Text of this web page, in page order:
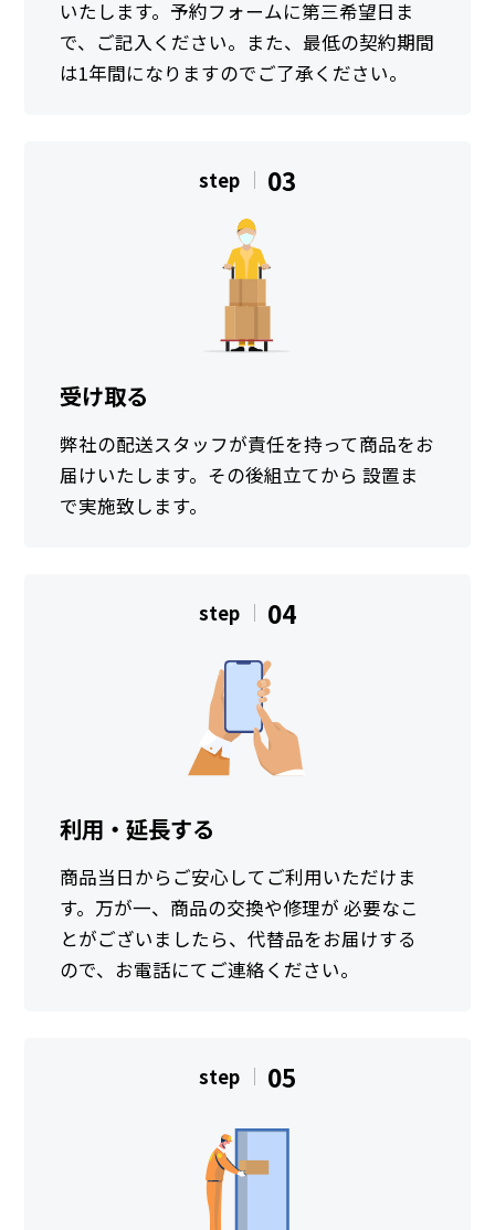
いたします。予約フォームに第三希望日ま
で、ご記入ください。また、最低の契約期間
は1年間になりますのでご了承ください。
step 03
受け取る
弊社の配送スタッフが責任を持って商品をお
届けいたします。その後組立てから 設置ま
で実施致します。
step 04
利用・延長する
商品当日からご安心してご利用いただけま
す。万が一、商品の交換や修理が 必要なこ
とがございましたら、代替品をお届けする
ので、お電話にてご連絡ください。
step 05